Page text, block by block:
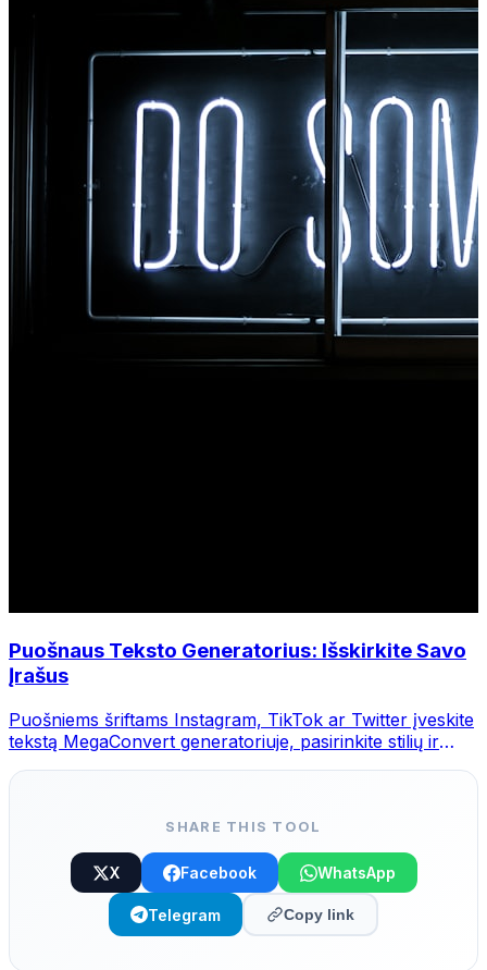
Puošnaus Teksto Generatorius: Išskirkite Savo
Įrašus
Puošniems šriftams Instagram, TikTok ar Twitter įveskite
tekstą MegaConvert generatoriuje, pasirinkite stilių ir
SHARE THIS TOOL
X Facebook WhatsApp
Telegram Copy link